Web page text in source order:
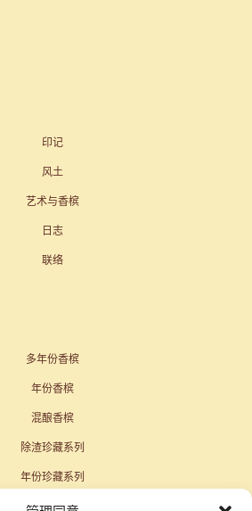
印记
风土
艺术与香槟
日志
联络
多年份香槟
年份香槟
混酿香槟
除渣珍藏系列
年份珍藏系列